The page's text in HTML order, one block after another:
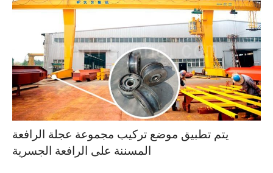
يتم تطبيق موضع تركيب مجموعة عجلة الرافعة
المسننة على الرافعة الجسرية